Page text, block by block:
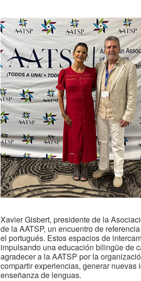
Xavier Gisbert, presidente de la
de la AATSP, un encuentro de
el portugués. Estos espacios de
impulsando una educación bilingüe de
agradecer a la AATSP por la
compartir experiencias, generar
enseñanza de lenguas.